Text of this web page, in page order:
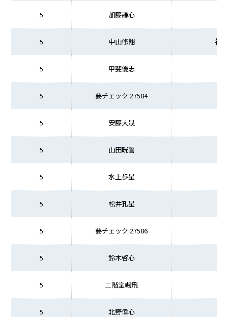
5 加藤謙心
5 中山修翔 福
5 甲斐優志
5 要チェック:27584
5 安藤大晟
5 山田晄誓
5 水上歩星
5 松井孔星
5 要チェック:27586
5 鈴木啓心
5 二階堂颯飛
5 北野偉心